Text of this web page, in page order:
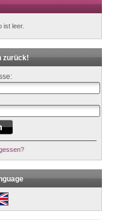
ist leer.
zurück!